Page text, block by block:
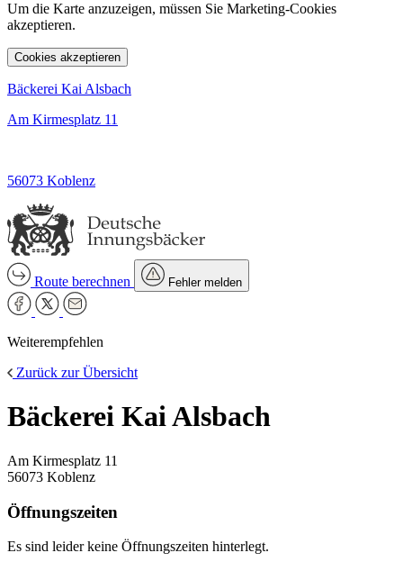
Um die Karte anzuzeigen, müssen Sie Marketing-Cookies
akzeptieren.
Cookies akzeptieren
Bäckerei Kai Alsbach
Am Kirmesplatz 11
56073 Koblenz
Route berechnen Fehler melden
Weiterempfehlen
Zurück zur Übersicht
Bäckerei Kai Alsbach
Am Kirmesplatz 11
56073 Koblenz
Öffnungszeiten
Es sind leider keine Öffnungszeiten hinterlegt.